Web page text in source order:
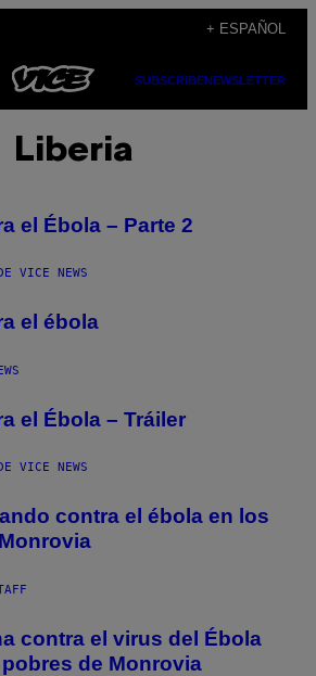
+ ESPAÑOL
SUBSCRIBENEWSLETTER
Liberia
el Ébola – Parte 2
VICE NEWS
el ébola
el Ébola – Tráiler
VICE NEWS
contra el ébola en los
contra el virus del Ébola
de Monrovia